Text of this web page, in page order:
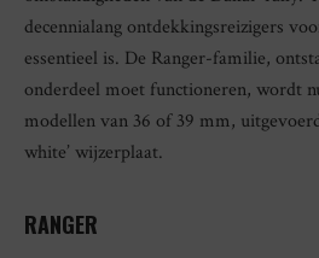
decennialang ontdekkingsreizigers
essentieel is. De Ranger-familie,
onderdeel moet functioneren, wordt
modellen van 36 of 39 mm,
white’ wijzerplaat.
RANGER